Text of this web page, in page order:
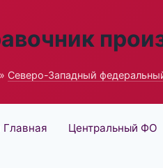
» Северо-Западный
Главная Центральный ФО